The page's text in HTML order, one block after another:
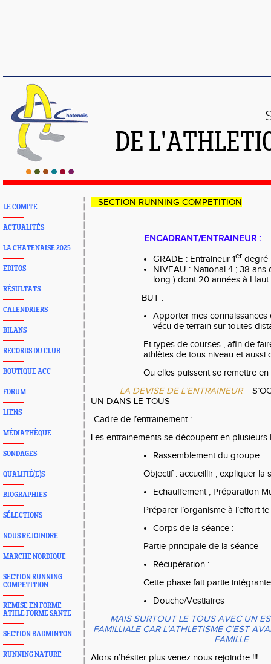
DE
LE COMITE
ACTUALITÉS
LA CHATENAISE 2025
EDITOS
RÉSULTATS
CALENDRIERS
BILANS
RECORDS DU CLUB
BOUTIQUE ACC
FORUM
LIENS
MÉDIATHÈQUE
SONDAGES
QUALIFIÉ(E)S
BIOGRAPHIES
SÉLECTIONS
NOUS REJOINDRE
MARCHE NORDIQUE
SECTION RUNNING
COMPETITION
REMISE EN FORME
ATHLE FORME SANTE
SECTION BADMINTON
RUNNING NATURE
SECTION RUNNING COMPETITION
ENCADRANT/ENTRAINEUR :
GRADE : Entraineur 1er degré
NIVEAU : National 4 ; 38 ans
long ) dont 20 années à Haut
BUT :
Apporter mes
vécu de terrain sur toutes
Et types de courses , afin de
athlètes de tous niveau et aussi
Ou elles puissent se remettre
LA DEVISE DE L’ENTRAINEUR_
UN DANS LE TOUS
-Cadre de l’entrainement :
Les entrainements se découpent en plusieurs
Rassemblement du groupe :
Objectif : accueillir ; expliquer la
Echauffement ; Préparation
Préparer l’organisme à l’effort
Corps de la séance :
Partie principale de la séance
Récupération :
Cette phase fait partie
Douche/Vestiaires
MAIS SURTOUT LE TOUS AVEC UN
FAMILLIALE CAR L’ATHLETISME C’EST
FAMILLE
Alors n’hésiter plus venez nous rejoindre !!!